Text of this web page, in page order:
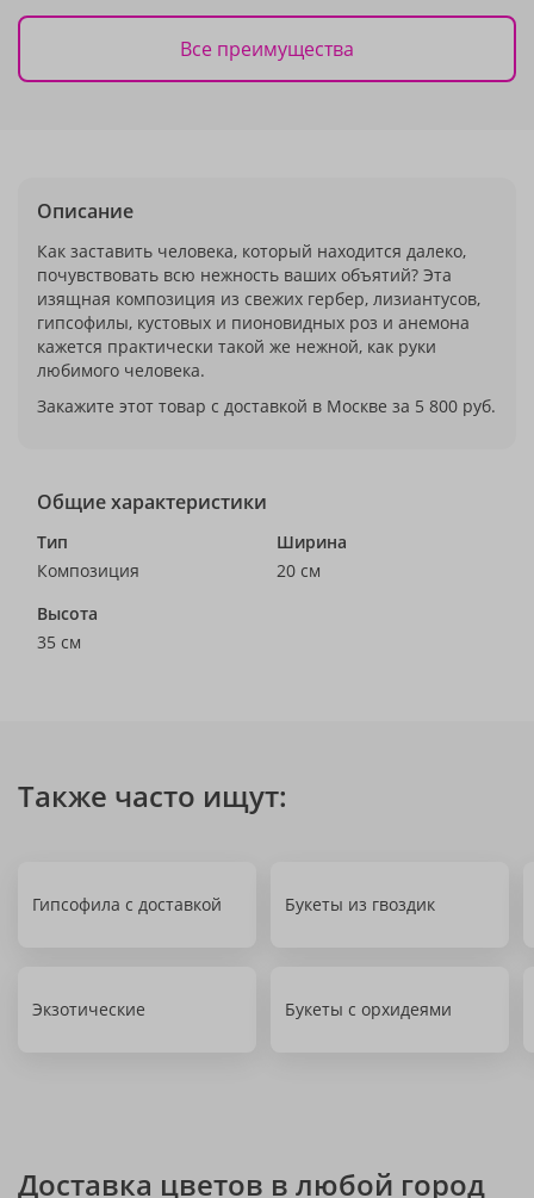
Все преимущества
Описание
Как заставить человека, который находится далеко,
почувствовать всю нежность ваших объятий? Эта
изящная композиция из свежих гербер, лизиантусов,
гипсофилы, кустовых и пионовидных роз и анемона
кажется практически такой же нежной, как руки
любимого человека.
Закажите этот товар с доставкой в Москве за 5 800 руб.
Общие характеристики
Тип
Композиция
Ширина
20 см
Высота
35 см
Также часто ищут:
Гипсофила с доставкой Букеты из гвоздик
Экзотические Букеты с орхидеями
Доставка цветов в любой город